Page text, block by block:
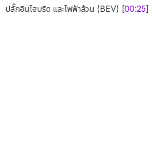
ปลั๊กอินไฮบริด และไฟฟ้าล้วน (BEV) [00:25]